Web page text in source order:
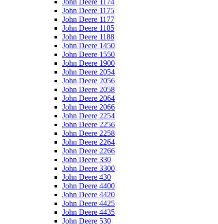
John Deere 1174
John Deere 1175
John Deere 1177
John Deere 1185
John Deere 1188
John Deere 1450
John Deere 1550
John Deere 1900
John Deere 2054
John Deere 2056
John Deere 2058
John Deere 2064
John Deere 2066
John Deere 2254
John Deere 2256
John Deere 2258
John Deere 2264
John Deere 2266
John Deere 330
John Deere 3300
John Deere 430
John Deere 4400
John Deere 4420
John Deere 4425
John Deere 4435
John Deere 530